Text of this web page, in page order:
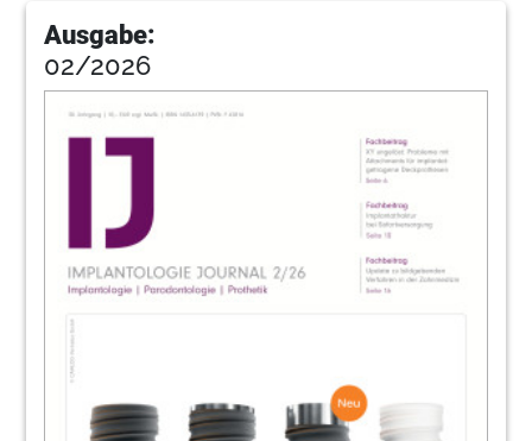
68Intelligentes Knochenmanagement –
Frankfurter Implantologie Tage (FIT)
Ostseekongress / 9. Norddeutsche ­
Implantologietage
Redaktion
IMPLANTOLOGY START UP & 17.
Expertensymposium - Implantologie für
versierte Anwender
Ausgabe:
02/2026